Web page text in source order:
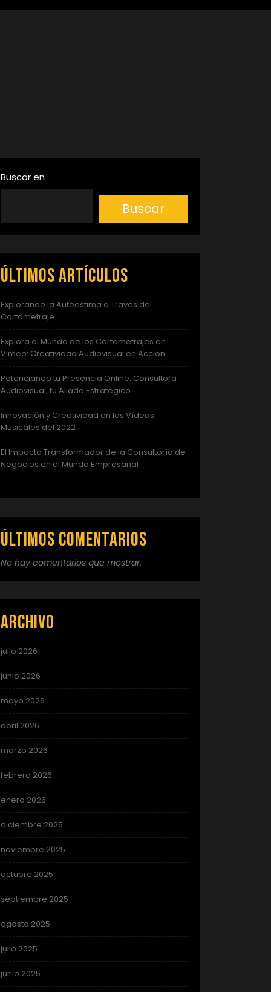
Buscar en
Buscar
Últimos artículos
Explorando la Autoestima a Través del
Cortometraje
Explora el Mundo de los Cortometrajes en
Vimeo: Creatividad Audiovisual en Acción
Potenciando tu Presencia Online: Consultora
Audiovisual, tu Aliado Estratégico
Innovación y Creatividad en los Vídeos
Musicales del 2022
El Impacto Transformador de la Consultoría de
Negocios en el Mundo Empresarial
Últimos comentarios
No hay comentarios que mostrar.
Archivo
julio 2026
junio 2026
mayo 2026
abril 2026
marzo 2026
febrero 2026
enero 2026
diciembre 2025
noviembre 2025
octubre 2025
septiembre 2025
agosto 2025
julio 2025
junio 2025